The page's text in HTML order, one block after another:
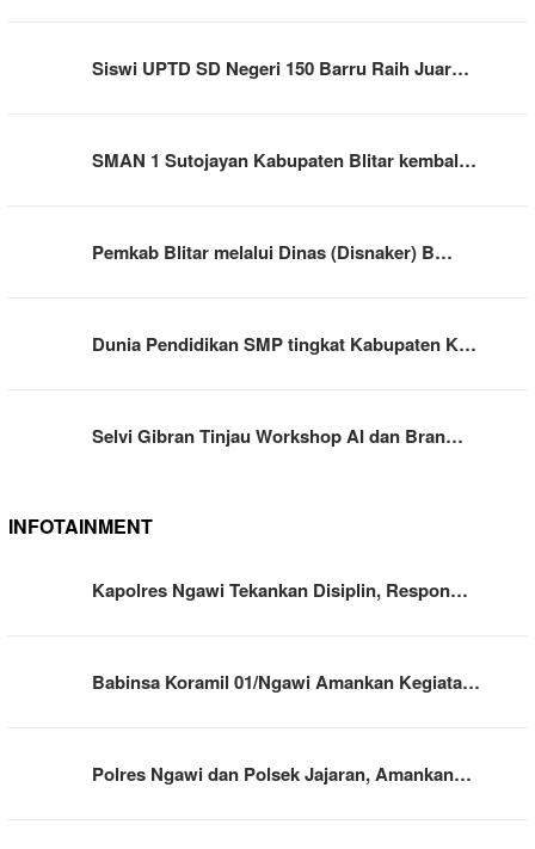
Siswi UPTD SD Negeri 150 Barru Raih Juar…
SMAN 1 Sutojayan Kabupaten Blitar kembal…
Pemkab Blitar melalui Dinas (Disnaker) B…
Dunia Pendidikan SMP tingkat Kabupaten K…
Selvi Gibran Tinjau Workshop AI dan Bran…
INFOTAINMENT
Kapolres Ngawi Tekankan Disiplin, Respon…
Babinsa Koramil 01/Ngawi Amankan Kegiata…
Polres Ngawi dan Polsek Jajaran, Amankan…